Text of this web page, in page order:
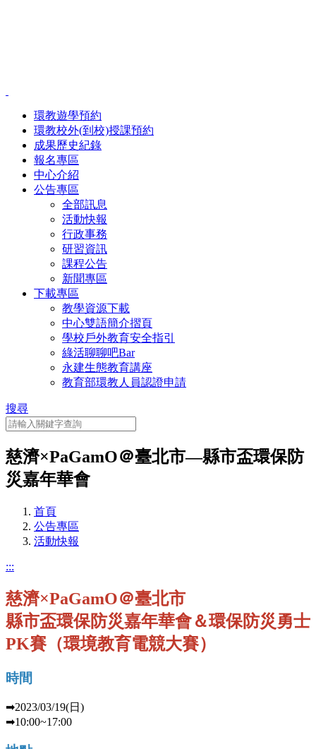
環教遊學預約
環教校外(到校)授課預約
成果歷史紀錄
報名專區
中心介紹
公告專區
全部訊息
活動快報
行政事務
研習資訊
課程公告
新聞專區
下載專區
教學資源下載
中心雙語簡介摺頁
學校戶外教育安全指引
綠活聊聊吧Bar
永建生態教育講座
教育部環教人員認證申請
搜尋
慈濟×PaGamO＠臺北市—縣市盃環保防
災嘉年華會
首頁
公告專區
活動快報
:::
慈濟×PaGamO＠臺北市
縣市盃環保防災嘉年華會＆環保防災勇士
PK賽（環境教育電競大賽）
時間
➡2023/03/19(日)
➡10:00~17:00